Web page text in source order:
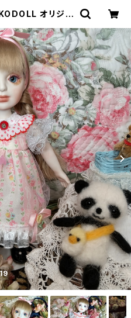
オリジナ
：スージー
ヌなど、アンティ
を提案！